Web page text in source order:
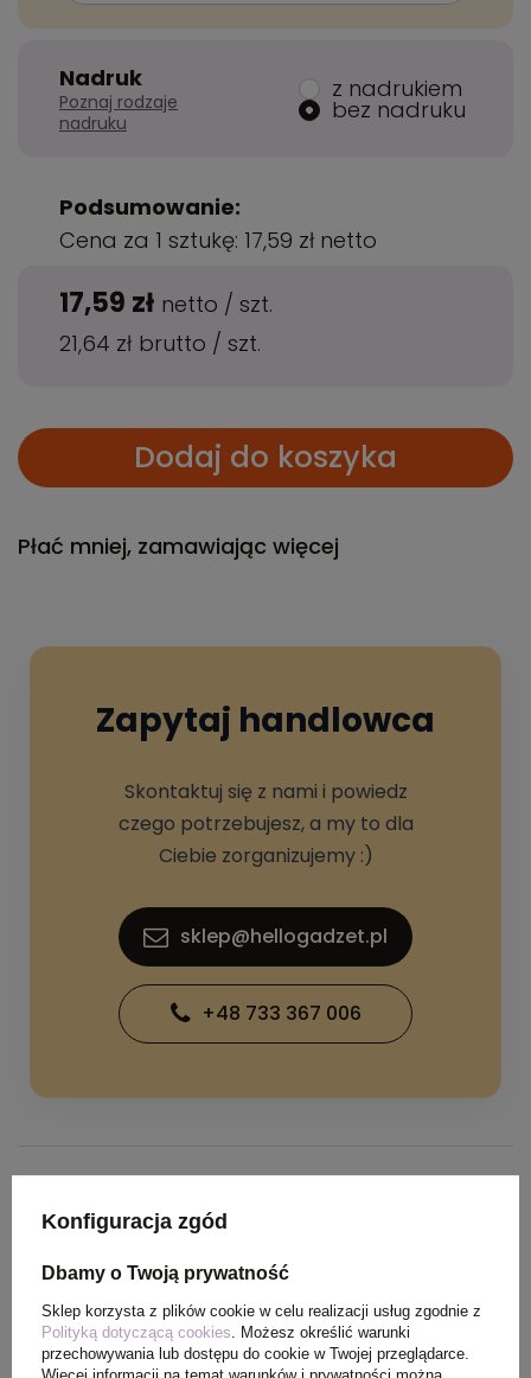
Nadruk
Poznaj rodzaje
nadruku
z nadrukiem
bez nadruku
Podsumowanie:
Cena za 1 sztukę: 17,59 zł netto
17,59 zł netto / szt.
21,64 zł brutto / szt.
Dodaj do koszyka
Płać mniej, zamawiając więcej
Zapytaj handlowca
Skontaktuj się z nami i powiedz
czego potrzebujesz, a my to dla
Ciebie zorganizujemy :)
sklep@hellogadzet.pl
+48 733 367 006
SPECYFIKACJA PRODUKTU
Waga
produktu (g)
0,180 kg
Konfiguracja zgód
Dbamy o Twoją prywatność
Sklep korzysta z plików cookie w celu realizacji usług zgodnie z
Polityką dotyczącą cookies . Możesz określić warunki
przechowywania lub dostępu do cookie w Twojej przeglądarce.